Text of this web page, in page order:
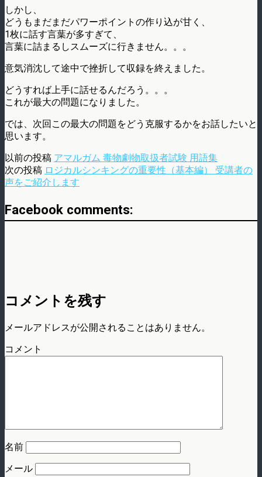
しかし、
どうもまだまだパワーポイントの作り込が甘く、
1枚に話す言葉が多すぎて、
言葉に詰まるしスムーズに行きません。。。
意気消沈して途中で挫折して収録を終えました。
どうすれば上手に話せるんだろう。。。
これが最大の問題になりました。
では、次回この最大の問題をどう克服するかをお話したいと
思います。
以前の投稿 アマルガム 毒物劇物取扱者試験 用語集
次の投稿 ロジカルシンキングの重要性（基本編） 受講者の
声をご紹介します
Facebook comments:
コメントを残す
メールアドレスが公開されることはありません。
コメント
名前
メール